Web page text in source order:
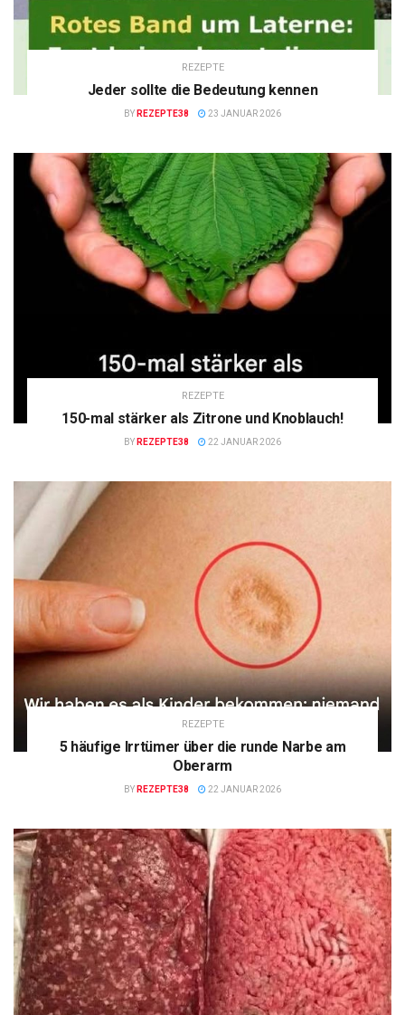
REZEPTE
Jeder sollte die Bedeutung kennen
BY REZEPTE38 23 JANUAR 2026
REZEPTE
150-mal stärker als Zitrone und Knoblauch!
BY REZEPTE38 22 JANUAR 2026
REZEPTE
5 häufige Irrtümer über die runde Narbe am
Oberarm
BY REZEPTE38 22 JANUAR 2026